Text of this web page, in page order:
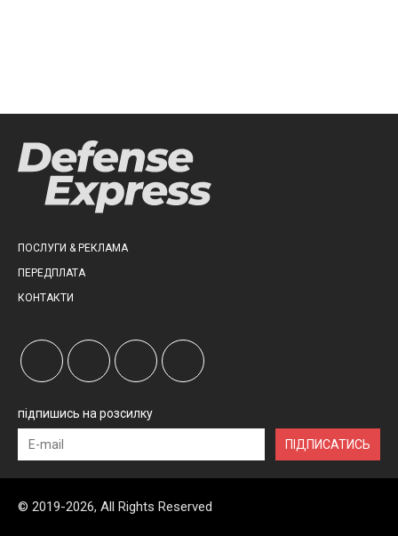
ПОСЛУГИ & РЕКЛАМА
ПЕРЕДПЛАТА
КОНТАКТИ
підпишись на розсилку
ПІДПИСАТИСЬ
© 2019-2026, All Rights Reserved